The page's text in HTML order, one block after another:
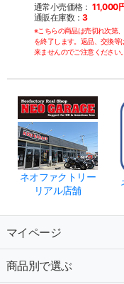
通常小売価格： 11,000
通販在庫数：3
※こちらの商品は売切れ次第
を終了します。返品、交換等
来ませんのでご注意ください。
ネオファクトリー
リアル店舗
マイページ
商品別で選ぶ